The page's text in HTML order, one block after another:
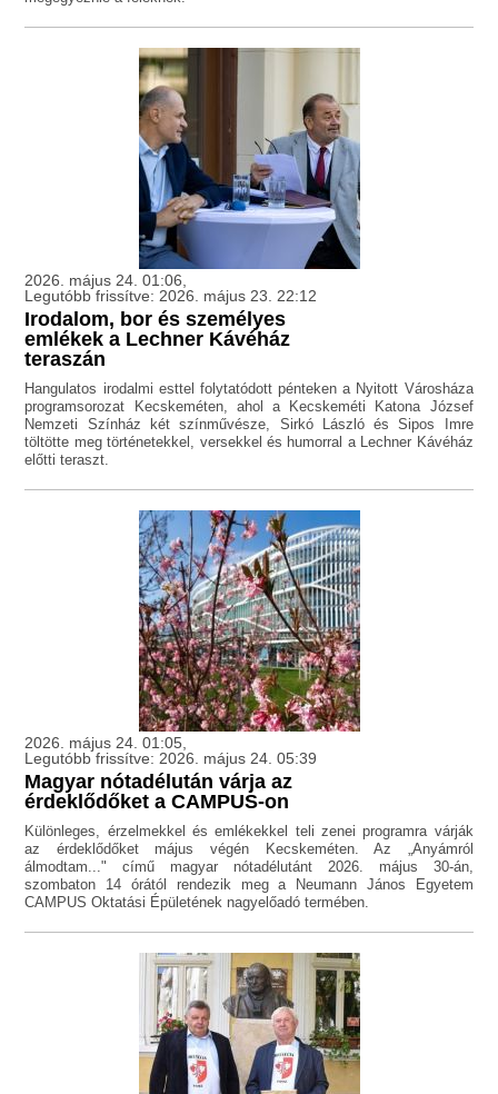
2026. május 24. 01:06,
Legutóbb frissítve: 2026. május 23. 22:12
Irodalom, bor és személyes
emlékek a Lechner Kávéház
teraszán
Hangulatos irodalmi esttel folytatódott pénteken a Nyitott Városháza
programsorozat Kecskeméten, ahol a Kecskeméti Katona József
Nemzeti Színház két színművésze, Sirkó László és Sipos Imre
töltötte meg történetekkel, versekkel és humorral a Lechner Kávéház
előtti teraszt.
2026. május 24. 01:05,
Legutóbb frissítve: 2026. május 24. 05:39
Magyar nótadélután várja az
érdeklődőket a CAMPUS-on
Különleges, érzelmekkel és emlékekkel teli zenei programra várják
az érdeklődőket május végén Kecskeméten. Az „Anyámról
álmodtam..." című magyar nótadélutánt 2026. május 30-án,
szombaton 14 órától rendezik meg a Neumann János Egyetem
CAMPUS Oktatási Épületének nagyelőadó termében.